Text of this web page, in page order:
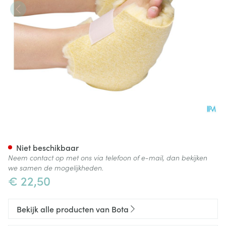
€ 22,50
Niet beschikbaar
Neem contact op met ons via telefoon of e-mail, dan bekijken
we samen de mogelijkheden.
Bekijk alle producten van Bota